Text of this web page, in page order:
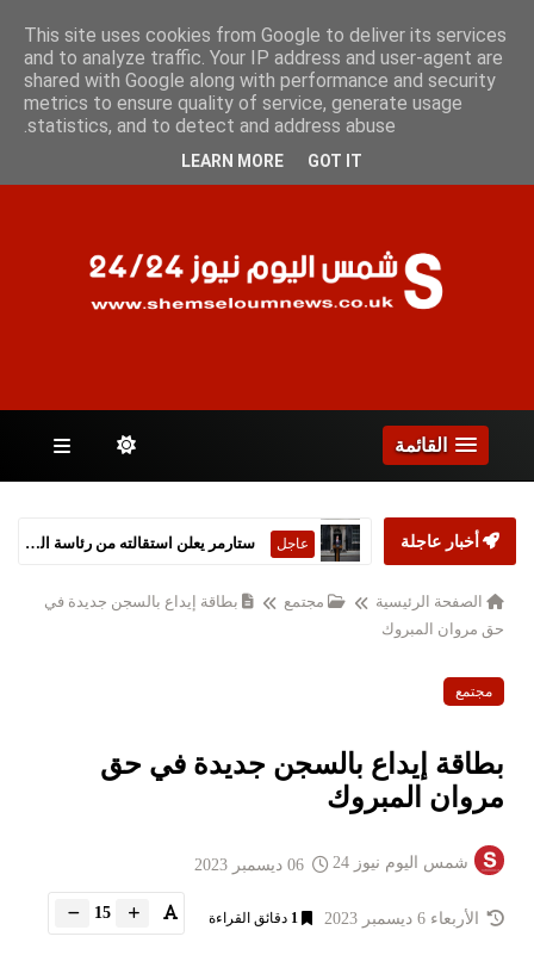
السبت 8 أغسطس 2026
الصفحات
القائمة
أخبار عاجلة عاجل ستارمر يعلن استقالته من رئاسة الحكومة البريطانية
الصفحة الرئيسية مجتمع
بطاقة إيداع بالسجن جديدة في
حق مروان المبروك
مجتمع
بطاقة إيداع بالسجن جديدة في حق
مروان المبروك
شمس اليوم نيوز 24
الأربعاء 6 ديسمبر 2023 1 دقائق القراءة 15
This site uses cookies from Google to deliver its services
and to analyze traffic. Your IP address and user-agent are
shared with Google along with performance and security
metrics to ensure quality of service, generate usage
statistics, and to detect and address abuse.
LEARN MORE GOT IT